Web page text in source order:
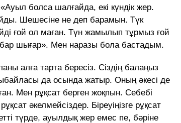
болса шалғайда, екі күндік жер.
Шешесіне не деп барамын. Түк
ғой ол маған. Түн жамылып тұрмыз ғой
шығар». Мен наразы бола бастадым.
алға тарта бересіз. Сіздің балаңыз
да осында жатыр. Оның әкесі де
Мен рұқсат берген жоқпын. Себебі
әкелмейсіздер. Біреуіңізге рұқсат
түрде, ауылдық жер емес пе, бәріне